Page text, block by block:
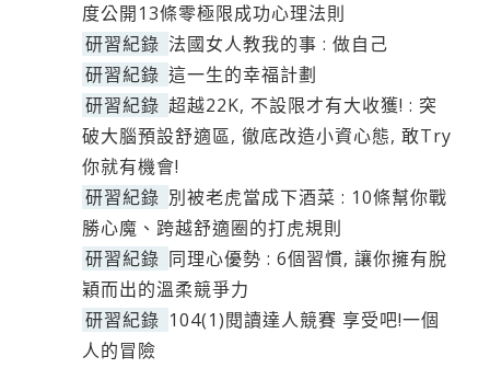
度公開13條零極限成功心理法則
研習紀錄 法國女人教我的事 : 做自己
研習紀錄 這一生的幸福計劃
研習紀錄 超越22K, 不設限才有大收獲! : 突
破大腦預設舒適區, 徹底改造小資心態, 敢Try
你就有機會!
研習紀錄 別被老虎當成下酒菜 : 10條幫你戰
勝心魔、跨越舒適圈的打虎規則
研習紀錄 同理心優勢 : 6個習慣, 讓你擁有脫
穎而出的溫柔競爭力
研習紀錄 104(1)閱讀達人競賽 享受吧!一個
人的冒險